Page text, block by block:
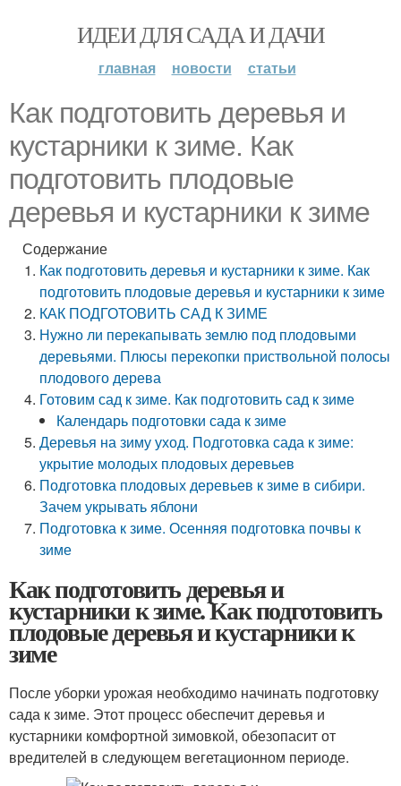
ИДЕИ ДЛЯ САДА И ДАЧИ
главная новости статьи
Как подготовить деревья и
кустарники к зиме. Как
подготовить плодовые
деревья и кустарники к зиме
Содержание
Как подготовить деревья и кустарники к зиме. Как
подготовить плодовые деревья и кустарники к зиме
КАК ПОДГОТОВИТЬ САД К ЗИМЕ
Нужно ли перекапывать землю под плодовыми
деревьями. Плюсы перекопки приствольной полосы
плодового дерева
Готовим сад к зиме. Как подготовить сад к зиме
Календарь подготовки сада к зиме
Деревья на зиму уход. Подготовка сада к зиме:
укрытие молодых плодовых деревьев
Подготовка плодовых деревьев к зиме в сибири.
Зачем укрывать яблони
Подготовка к зиме. Осенняя подготовка почвы к
зиме
Как подготовить деревья и
кустарники к зиме. Как подготовить
плодовые деревья и кустарники к
зиме
После уборки урожая необходимо начинать подготовку
сада к зиме. Этот процесс обеспечит деревья и
кустарники комфортной зимовкой, обезопасит от
вредителей в следующем вегетационном периоде.